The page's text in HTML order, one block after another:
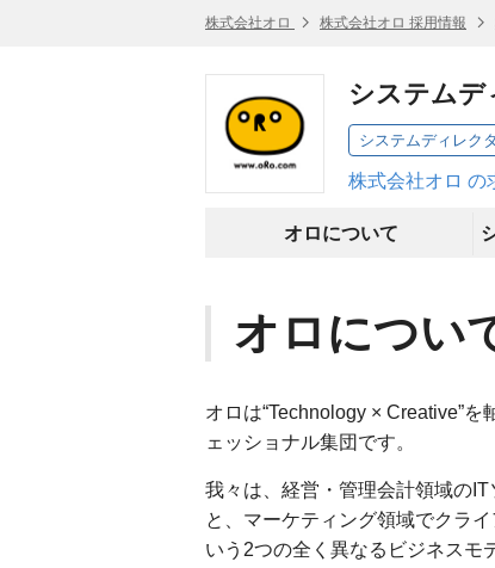
株式会社オロ 株式会社オロ 採用情報
システムデ
システムディレク
株式会社オロ の
オロについて
オロについ
オロは“Technology × Creative”
ェッショナル集団です。
我々は、経営・管理会計領域の
と、マーケティング領域でクラ
いう2つの全く異なるビジネスモ